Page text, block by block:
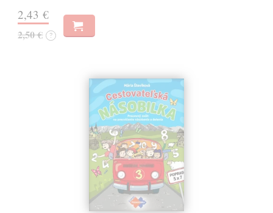
2,43 €
2,50 € ?